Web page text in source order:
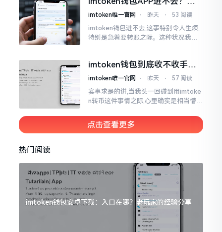
放置在那里会占据一定的空间。
慌，这几种方法帮你快速解决
imtoken唯一官网 ⋅ 昨天 ⋅ 53 阅读
imtoken钱包进不去,这事特别令人生烦,
特别是急着要转账之际。这种状况我遭
imtoken钱包到底收不收手续
费？一文给你说清楚
imtoken唯一官网 ⋅ 昨天 ⋅ 57 阅读
实事求是的讲,当我头一回碰到用imtoke
n转币这件事情之际,心里确实是相当懵懂
给出需要缴纳gas费的提示,这使得我格
外疑惑
点击查看更多
热门阅读
imtoken钱包安卓下载：入口在哪？老玩家的经验分享